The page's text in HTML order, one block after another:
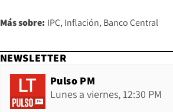
Más sobre: IPC Inflación Banco Central
NEWSLETTER
Pulso PM
Lunes a viernes, 12:30 PM